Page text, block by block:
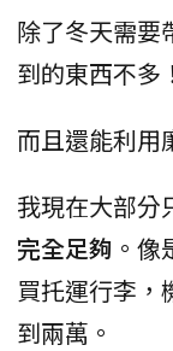
除了冬天需要
到的東西不多
而且還能利用
我現在大部分
完全足夠 。
買托運行李，
到兩萬。